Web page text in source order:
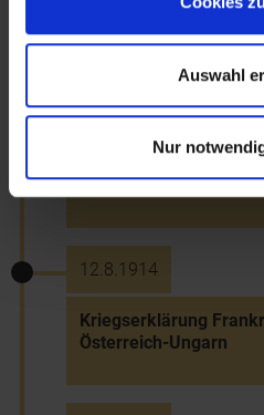
Auswahl
Nur
Kriegserklärung
12.8.1914
Kriegserklärung
Ungarn
12.8.1914
Kriegserklärung
Österreich-Ungarn